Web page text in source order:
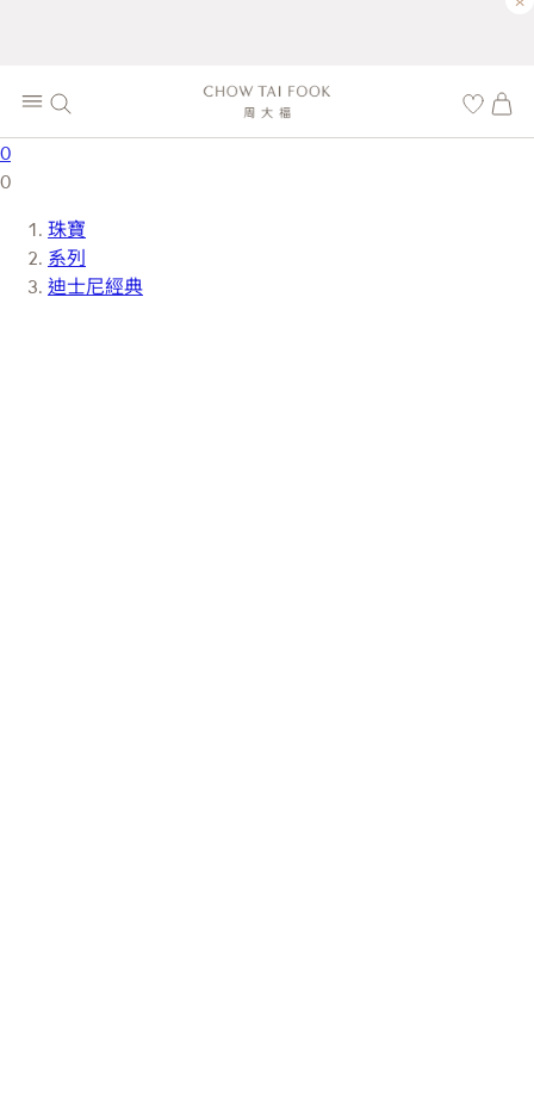
0
0
珠寶
系列
迪士尼經典